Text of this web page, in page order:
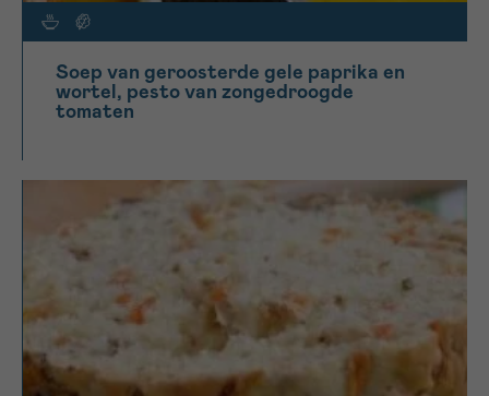
Soep van geroosterde gele paprika en
wortel, pesto van zongedroogde
tomaten